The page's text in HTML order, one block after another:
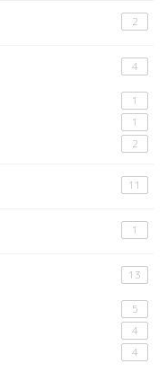
2
4
1
1
2
11
1
13
5
4
4